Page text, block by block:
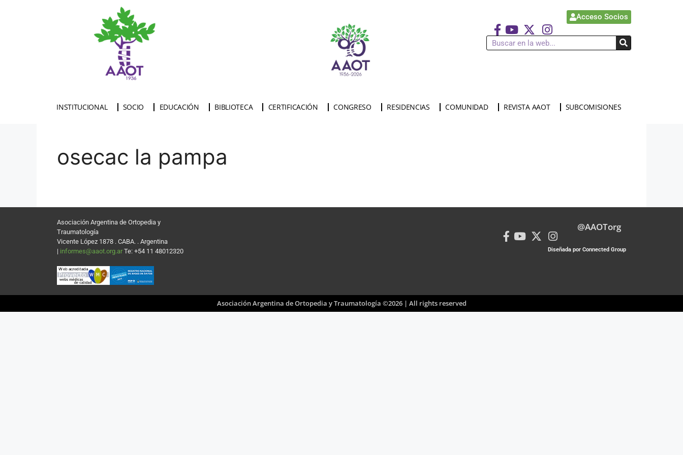
Acceso Socios
INSTITUCIONAL SOCIO EDUCACIÓN BIBLIOTECA CERTIFICACIÓN CONGRESO RESIDENCIAS COMUNIDAD REVISTA AAOT SUBCOMISIONES
osecac la pampa
Asociación Argentina de Ortopedia y
Traumatología
Vicente López 1878 . CABA. . Argentina
| informes@aaot.org.ar Te: +54 11 48012320
@AAOTorg
Diseñada por Connected Group
Asociación Argentina de Ortopedia y Traumatología ©2026 | All rights reserved